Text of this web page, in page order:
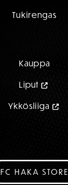
Tukirengas
Kauppa
Liput
Ykkösliiga
FC HAKA STORE